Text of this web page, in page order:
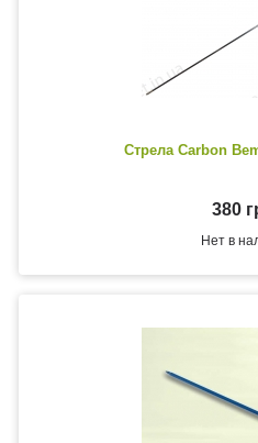
Стрела Carbon
380
Нет в